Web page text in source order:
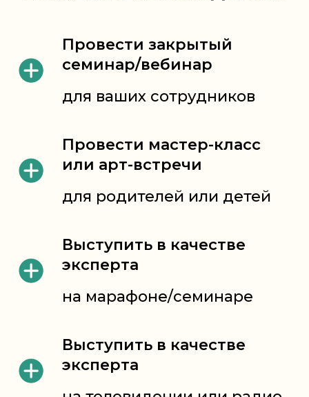
Провести закрытый
семинар/вебинар
для ваших сотрудников
Провести мастер-класс
или арт-встречи
для родителей или детей
Выступить в качестве
эксперта
на марафоне/семинаре
Выступить в качестве
эксперта